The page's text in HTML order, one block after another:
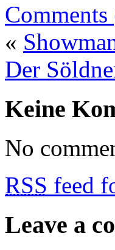
Comments
«
Der
Keine
No
RSS feed
Leave a